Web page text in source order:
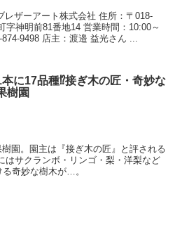
レザーアート株式会社 住所：〒018-
字神明前81番地14 営業時間：10:00～
9498 店主：渡邉 益光さん ...
本に17品種⁉接ぎ木の匠・奇妙な
樹園
園。園主は『接ぎ木の匠』と評される
はサクランボ・リンゴ・梨・洋梨など
奇妙な樹木が…。